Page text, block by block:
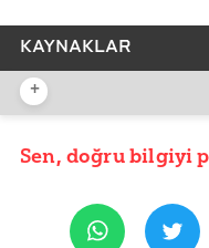
KAYNAKLAR
REFERANSLAR
TürkPatent
e-Devlet - MERSİS
+
YAYIN TARİHİ
Sen, doğru bilgiyi